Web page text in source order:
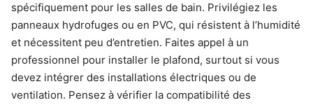
spécifiquement pour les salles de bain. Privilégiez les
panneaux hydrofuges ou en PVC, qui résistent à l’humidité
et nécessitent peu d’entretien. Faites appel à un
professionnel pour installer le plafond, surtout si vous
devez intégrer des installations électriques ou de
ventilation. Pensez à vérifier la compatibilité des